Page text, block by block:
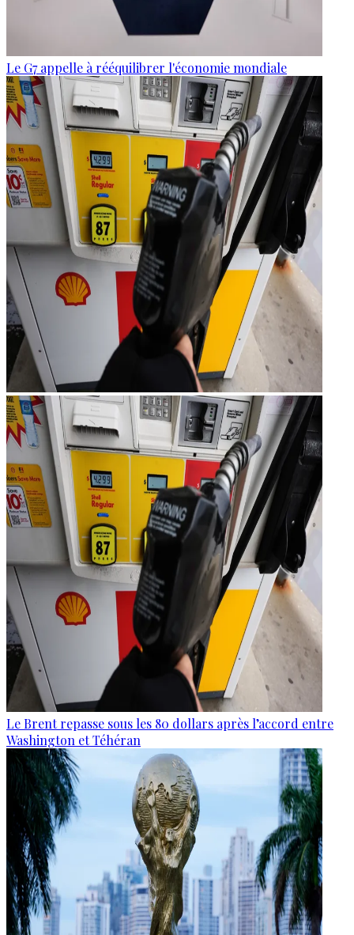
Le G7 appelle à rééquilibrer l'économie mondiale
Le Brent repasse sous les 80 dollars après l’accord entre
Washington et Téhéran